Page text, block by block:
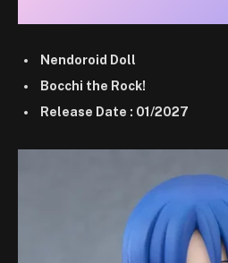
Nendoroid Doll
Bocchi the Rock!
Release Date : 01/2027